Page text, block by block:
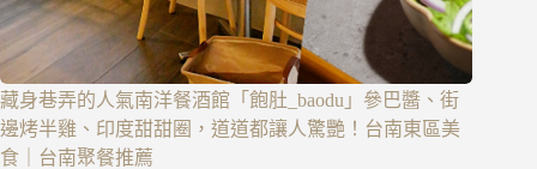
藏身巷弄的人氣南洋餐酒館「飽肚_baodu」參巴醬、街
邊烤半雞、印度甜甜圈，道道都讓人驚艷！台南東區美
食｜台南聚餐推薦